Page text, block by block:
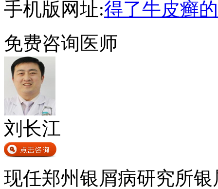
手机版网址:得了牛皮癣
免费咨询医师
刘长江
现任郑州银屑病研究所